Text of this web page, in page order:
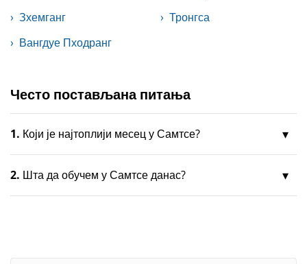
Зхемганг
Тронгса
Вангдуе Пходранг
Често постављана питања
1. Који је најтоплији месец у Самтсе?
2. Шта да обучем у Самтсе данас?